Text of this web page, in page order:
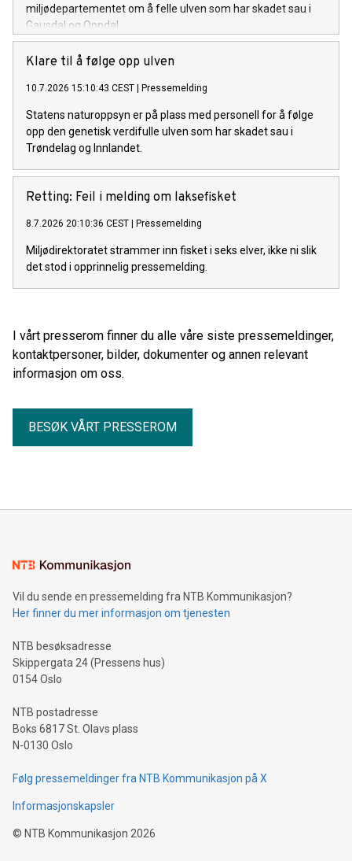
miljødepartementet om å felle ulven som har skadet sau i
Gausdal og Oppdal.
Klare til å følge opp ulven
10.7.2026 15:10:43 CEST Pressemelding
Statens naturoppsyn er på plass med personell for å følge
opp den genetisk verdifulle ulven som har skadet sau i
Trøndelag og Innlandet.
Retting: Feil i melding om laksefisket
8.7.2026 20:10:36 CEST Pressemelding
Miljødirektoratet strammer inn fisket i seks elver, ikke ni slik
det stod i opprinnelig pressemelding.
I vårt presserom finner du alle våre siste pressemeldinger,
kontaktpersoner, bilder, dokumenter og annen relevant
informasjon om oss.
BESØK VÅRT PRESSEROM
Vil du sende en pressemelding fra NTB Kommunikasjon?
Her finner du mer informasjon om tjenesten
NTB besøksadresse
Skippergata 24 (Pressens hus)
0154 Oslo
NTB postadresse
Boks 6817 St. Olavs plass
N-0130 Oslo
Følg pressemeldinger fra NTB Kommunikasjon på X
Informasjonskapsler
© NTB Kommunikasjon 2026